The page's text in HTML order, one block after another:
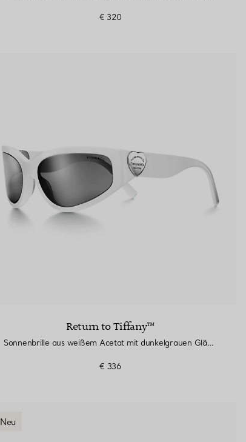
€ 320
Return to Tiffany™
Sonnenbrille aus weißem Acetat mit dunkelgrauen Gläsern
€ 336
Neu